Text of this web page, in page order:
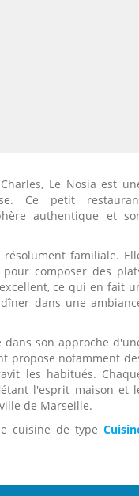
Le Nosia est
Ce petit
authentique et
familiale.
composer des
ce qui en fait
dans une
dans son approche
propose notamment
les habitués.
l'esprit maison et
de Marseille.
cuisine de type